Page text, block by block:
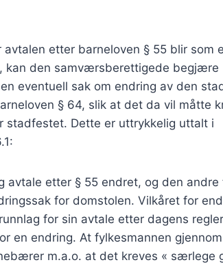
etter barneloven § 55 blir som
kan den samværsberettigede begjære
eventuell sak om endring av den
§ 64, slik at det da vil måtte
stadfestet. Dette er uttrykkelig uttalt i
avtale etter § 55 endret, og den andre
for domstolen. Vilkåret for
for sin avtale etter dagens
en endring. At fylkesmannen
m.a.o. at det kreves « særlege